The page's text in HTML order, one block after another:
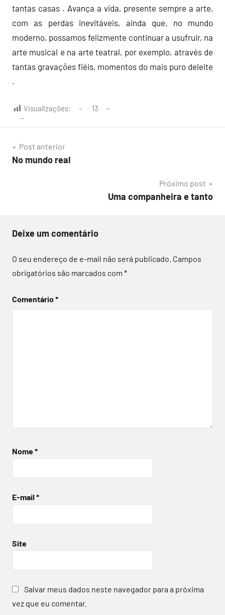
tantas casas . Avança a vida, presente sempre a arte,
com as perdas inevitáveis, ainda que, no mundo
moderno, possamos felizmente continuar a usufruir, na
arte musical e na arte teatral, por exemplo, através de
tantas gravações fiéis, momentos do mais puro deleite
.
Visualizações: 13
Navegação
de
Post anterior
No mundo real
Próximo post
Uma companheira e tanto
Deixe um comentário
O seu endereço de e-mail não será publicado. Campos
obrigatórios são marcados com *
Comentário*
Nome*
E-mail *
Site
Salvar meus dados neste navegador para a próxima
vez que eu comentar.